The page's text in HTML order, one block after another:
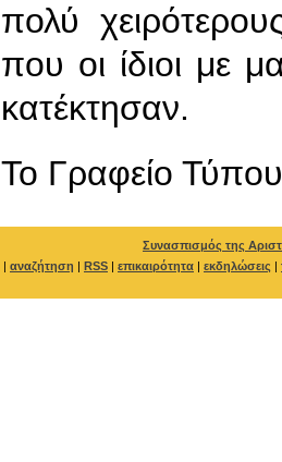
πολύ
που οι ίδιοι με
κατέκτησαν.
To Γραφείο Τύπου
Συνασπισμός της
| αναζήτηση | RSS | επικαιρότητα | εκδηλώσεις |